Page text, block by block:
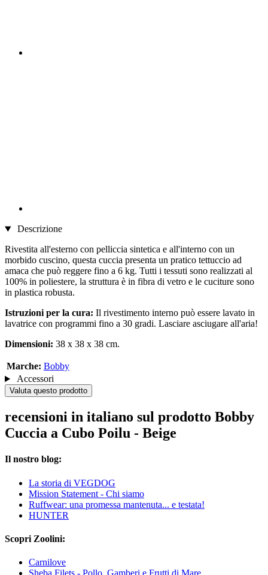
Descrizione
Rivestita all'esterno con pelliccia sintetica e all'interno con un
morbido cuscino, questa cuccia presenta un pratico tettuccio ad
amaca che può reggere fino a 6 kg. Tutti i tessuti sono realizzati al
100% in poliestere, la struttura è in fibra di vetro e le cuciture sono
in plastica robusta.
Istruzioni per la cura: Il rivestimento interno può essere lavato in
lavatrice con programmi fino a 30 gradi. Lasciare asciugare all'aria!
Dimensioni: 38 x 38 x 38 cm.
Marche: Bobby
Accessori
Valuta questo prodotto
recensioni in italiano sul prodotto Bobby
Cuccia a Cubo Poilu - Beige
Il nostro blog:
La storia di VEGDOG
Mission Statement - Chi siamo
Ruffwear: una promessa mantenuta... e testata!
HUNTER
Scopri Zoolini:
Carnilove